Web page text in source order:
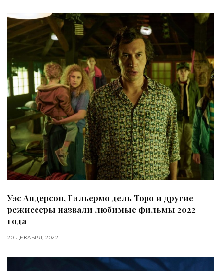
Уэс Андерсон, Гильермо дель Торо и другие
режиссеры назвали любимые фильмы 2022
года
20 ДЕКАБРЯ, 2022